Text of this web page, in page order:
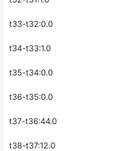
t33-t32:0.0
t34-t33:1.0
t35-t34:0.0
t36-t35:0.0
t37-t36:44.0
t38-t37:12.0